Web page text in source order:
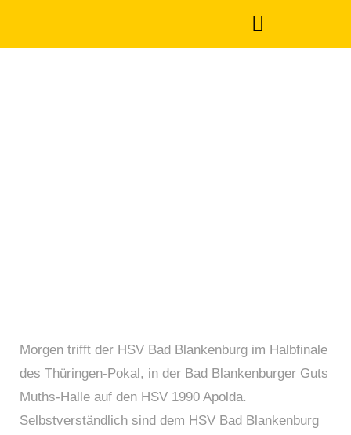
Morgen trifft der HSV Bad Blankenburg im Halbfinale
des Thüringen-Pokal, in der Bad Blankenburger Guts
Muths-Halle auf den HSV 1990 Apolda.
Selbstverständlich sind dem HSV Bad Blankenburg